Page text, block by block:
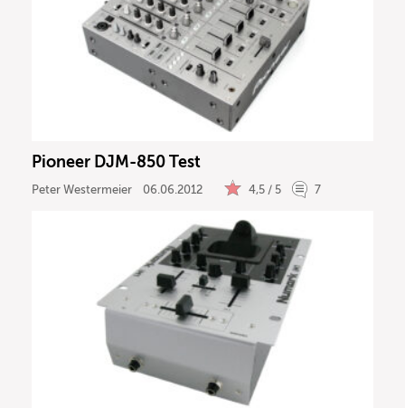
Pioneer DJM-850 Test
Peter Westermeier 06.06.2012 4,5 / 5 7